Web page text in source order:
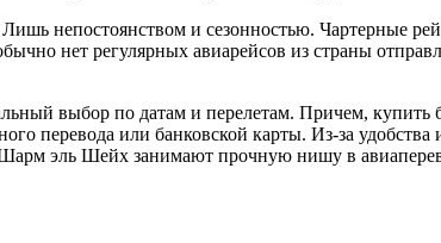
непостоянством и сезонностью. Чартерные
нет регулярных авиарейсов из страны
выбор по датам и перелетам. Причем,
перевода или банковской карты. Из-за
эль Шейх занимают прочную нишу в